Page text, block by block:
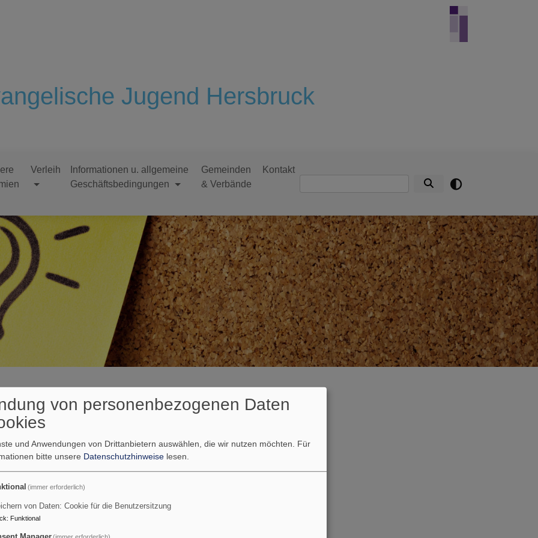
Jugend Hersbruck
Verleih
Informationen u. allgemeine
Geschäftsbedingungen
Gemeinden
& Verbände
Kontakt
Ehrenamtliche
von personenbezogenen Daten
und Anwendungen von Drittanbietern auswählen, die wir nutzen möchten. Für
bitte unsere Datenschutzhinweise lesen.
(immer erforderlich)
von Daten: Cookie für die Benutzersitzung
: Funktional
(immer erforderlich)